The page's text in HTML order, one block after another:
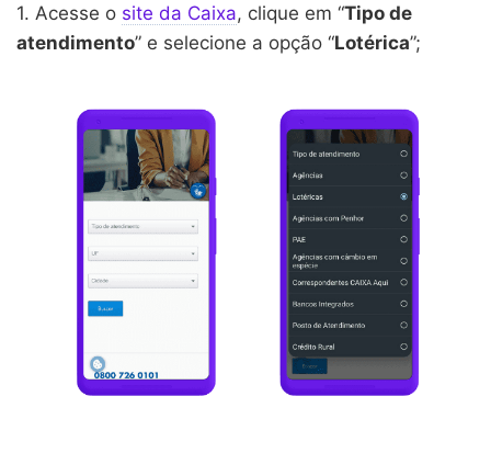
1. Acesse o site da Caixa, clique em “Tipo de
atendimento” e selecione a opção “Lotérica”;